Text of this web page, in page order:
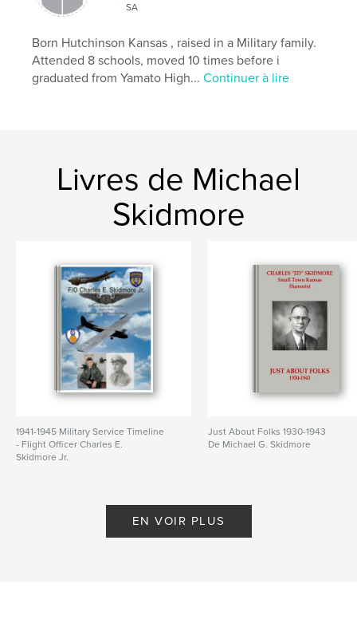
SA
Born Hutchinson Kansas , raised in a Military family.
Attended 8 schools, moved 10 times before i
graduated from Yamato High...Continuer à lire
Livres de Michael
Skidmore
1941-1945 Military Service Timeline
- Flight Officer Charles E.
Skidmore Jr.
Just About Folks 1930-1943
De Michael G. Skidmore
EN VOIR PLUS